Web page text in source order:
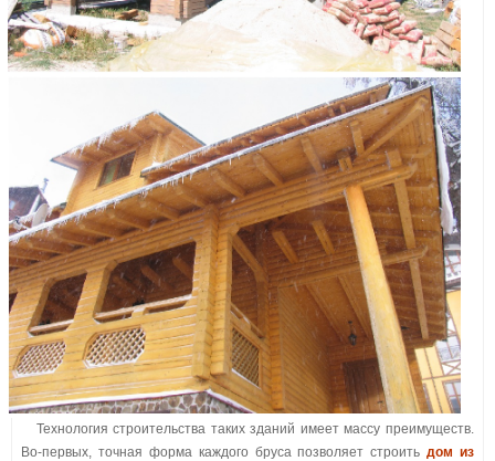
Технология строительства таких зданий имеет массу преимуществ.
Во-первых, точная форма каждого бруса позволяет строитьдом из